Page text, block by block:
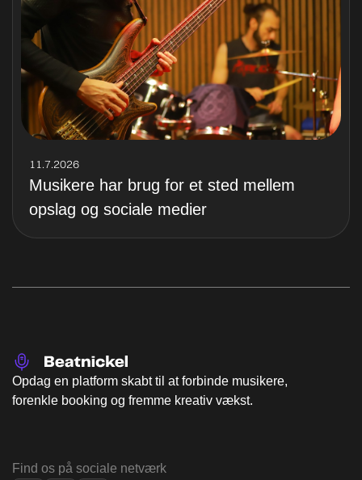
11.7.2026
Musikere har brug for et sted mellem
opslag og sociale medier
Opdag en platform skabt til at forbinde musikere,
forenkle booking og fremme kreativ vækst.
Find os på sociale netværk